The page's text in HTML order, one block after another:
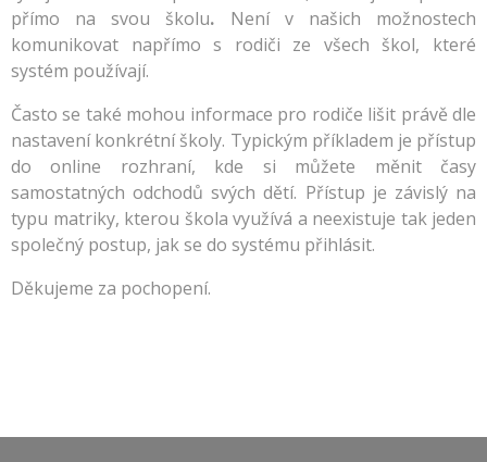
přímo na svou školu. Není v našich možnostech
komunikovat napřímo s rodiči ze všech škol, které
systém používají.
Často se také mohou informace pro rodiče lišit právě dle
nastavení konkrétní školy. Typickým příkladem je přístup
do online rozhraní, kde si můžete měnit časy
samostatných odchodů svých dětí. Přístup je závislý na
typu matriky, kterou škola využívá a neexistuje tak jeden
společný postup, jak se do systému přihlásit.
Děkujeme za pochopení.